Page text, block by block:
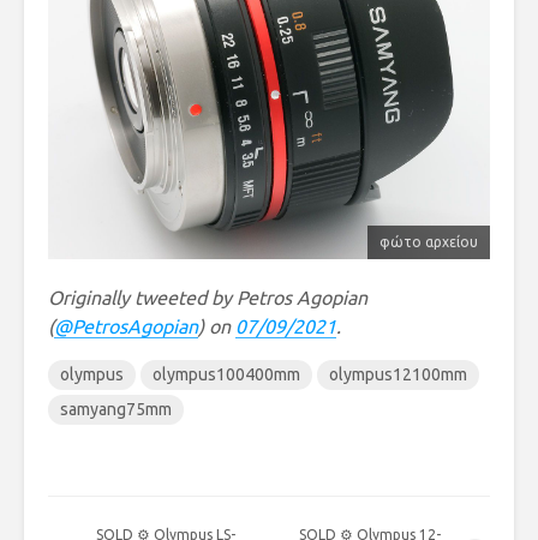
φώτο αρχείου
Originally tweeted by Petros Agopian
(@PetrosAgopian) on 07/09/2021.
olympus olympus100400mm
olympus12100mm
samyang75mm
SOLD ⚙ Olympus LS- SOLD ⚙ Olympus 12-